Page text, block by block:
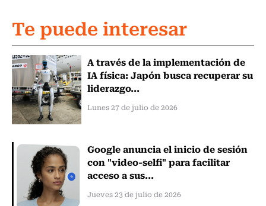
Te puede interesar
A través de la implementación de
IA física: Japón busca recuperar su
liderazgo...
Lunes 27 de julio de 2026
Google anuncia el inicio de sesión
con "video-selfi" para facilitar
acceso a sus...
Jueves 23 de julio de 2026